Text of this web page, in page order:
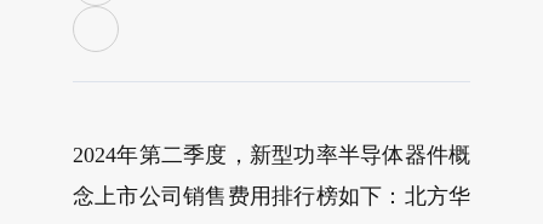
2024年第二季度，新型功率半导体器件概
念上市公司销售费用排行榜如下：北方华